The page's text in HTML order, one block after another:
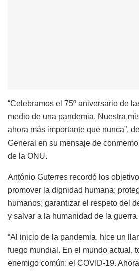
“Celebramos el 75º aniversario de
medio de una pandemia. Nuestra
ahora más importante que nunca”,
General en su mensaje de
de la ONU.
António Guterres recordó los
promover la dignidad humana;
humanos; garantizar el respeto del
y salvar a la humanidad de la guerra.
“Al inicio de la pandemia, hice un
fuego mundial. En el mundo actual,
enemigo común: el COVID-19.